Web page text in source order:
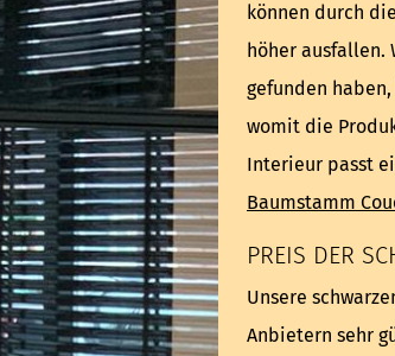
können durch
höher ausfallen.
gefunden
womit die
Interieur passt
Baumstamm
PREIS DER
Unsere
Anbietern sehr